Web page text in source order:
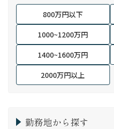
800万円以下
1000~1200万円
1400~1600万円
2000万円以上
勤務地から探す